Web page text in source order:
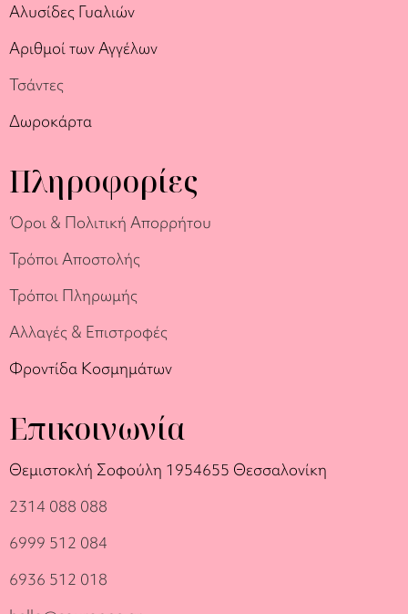
Αλυσίδες Γυαλιών
Αριθμοί των Αγγέλων
Τσάντες
Δωροκάρτα
Πληροφορίες
Όροι & Πολιτική Απορρήτου
Τρόποι Αποστολής
Τρόποι Πληρωμής
Αλλαγές & Επιστροφές
Φροντίδα Κοσμημάτων
Επικοινωνία
Θεμιστοκλή Σοφούλη 1954655 Θεσσαλονίκη
2314 088 088
6999 512 084
6936 512 018